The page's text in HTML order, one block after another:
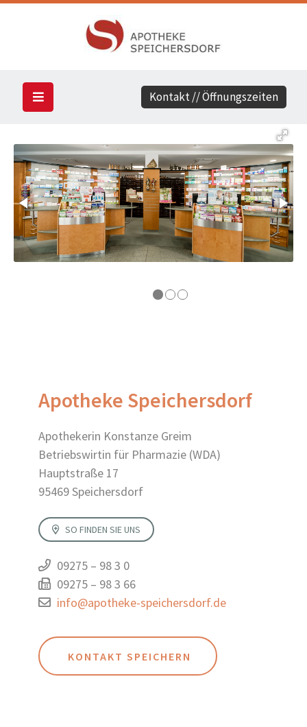
Apotheke Speichersdorf
Apothekerin Konstanze Greim
Betriebswirtin für Pharmazie (WDA)
Hauptstraße 17
95469 Speichersdorf
SO FINDEN SIE UNS
09275 – 98 3 0
09275 – 98 3 66
info@apotheke-speichersdorf.de
KONTAKT SPEICHERN
Kontakt // Öffnungszeiten